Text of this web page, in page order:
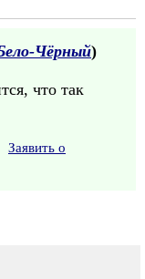
Чёрный)
что так
Заявить о